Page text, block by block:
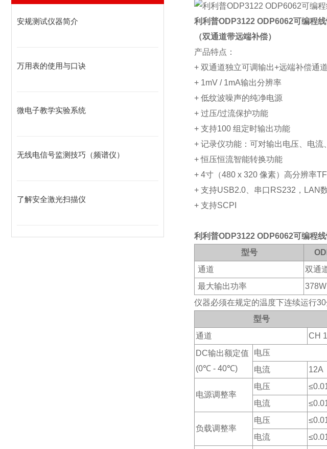
安规测试仪器简介
万用表的使用与口诀
微电子教学实验系统
无线电信号监测技巧（频谱仪）
了解安全激光扫描仪
利利普ODP3122 ODP6062可编程
（双通道带远端补偿）
产品特点：
+ 双通道独立可调输出+远端补偿通道
+ 1mV / 1mA输出分辨率
+ 低纹波噪声的纯净电源
+ 过压/过流保护功能
+ 支持100 组定时输出功能
+ 记录仪功能：可对输出电压、电
+恒压恒流智能转换功能
+ 4寸（480 x 320 像素）高分辨率
+ 支持USB2.0 、串口 RS232 ， LAN
+ 支持SCPI
利利普ODP3122 ODP6062可编程
型号
通道
双通
最大输出功率
378W
仪器必须在规定的温度下连续运行30
型号
通道
CH 1
DC输出额定值
(0℃- 40℃)
电压
电流
12A
电源调整率
电压
电流
负载调整率
电压
电流